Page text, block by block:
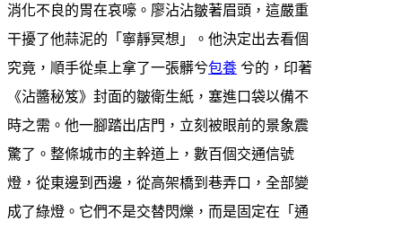
消化不良的胃在哀嚎。廖沾沾皺著眉頭，這嚴重
干擾了他蒜泥的「寧靜冥想」。他決定出去看個
究竟，順手從桌上拿了一張髒兮包養 兮的，印著
《沾醬秘笈》封面的皺衛生紙，塞進口袋以備不
時之需。他一腳踏出店門，立刻被眼前的景象震
驚了。整條城市的主幹道上，數百個交通信號
燈，從東邊到西邊，從高架橋到巷弄口，全部變
成了綠燈。它們不是交替閃爍，而是固定在「通